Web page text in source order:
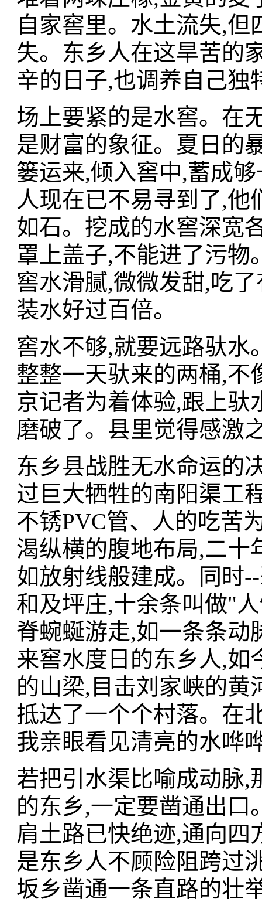
自家窖里。水土流失,
失。东乡人在这旱苦的
辛的日子,也调养自己
场上要紧的是水窖。在
是财富的象征。夏日的
篓运来,倾入窖中,蓄成
人现在已不易寻到了,
如石。挖成的水窖深宽
罩上盖子,不能进了污物
窖水滑腻,微微发甜,吃
装水好过百倍。
窖水不够,就要远路驮水
整整一天驮来的两桶,不
京记者为着体验,跟上驮
磨破了。县里觉得感激
东乡县战胜无水命运的
过巨大牺牲的南阳渠工
不锈PVC管、人的吃苦
渴纵横的腹地布局,二十
如放射线般建成。同时
和及坪庄,十余条叫做"
脊蜿蜒游走,如一条条动
来窖水度日的东乡人,如
的山梁,目击刘家峡的黄
抵达了一个个村落。在
我亲眼看见清亮的水哗
若把引水渠比喻成动脉,
的东乡,一定要凿通出口
肩土路已快绝迹,通向四
是东乡人不顾险阻跨过
坂乡凿通一条直路的壮